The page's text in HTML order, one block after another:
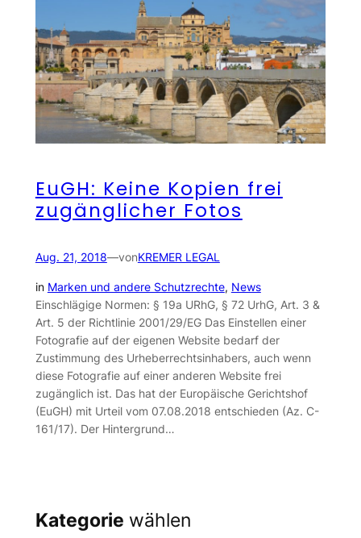
EuGH: Keine Kopien frei
zugänglicher Fotos
Aug. 21, 2018—vonKREMER LEGAL
in Marken und andere Schutzrechte, News
Einschlägige Normen: § 19a URhG, § 72 UrhG, Art. 3 &
Art. 5 der Richtlinie 2001/29/EG Das Einstellen einer
Fotografie auf der eigenen Website bedarf der
Zustimmung des Urheberrechtsinhabers, auch wenn
diese Fotografie auf einer anderen Website frei
zugänglich ist. Das hat der Europäische Gerichtshof
(EuGH) mit Urteil vom 07.08.2018 entschieden (Az. C-
161/17). Der Hintergrund…
Kategorie wählen